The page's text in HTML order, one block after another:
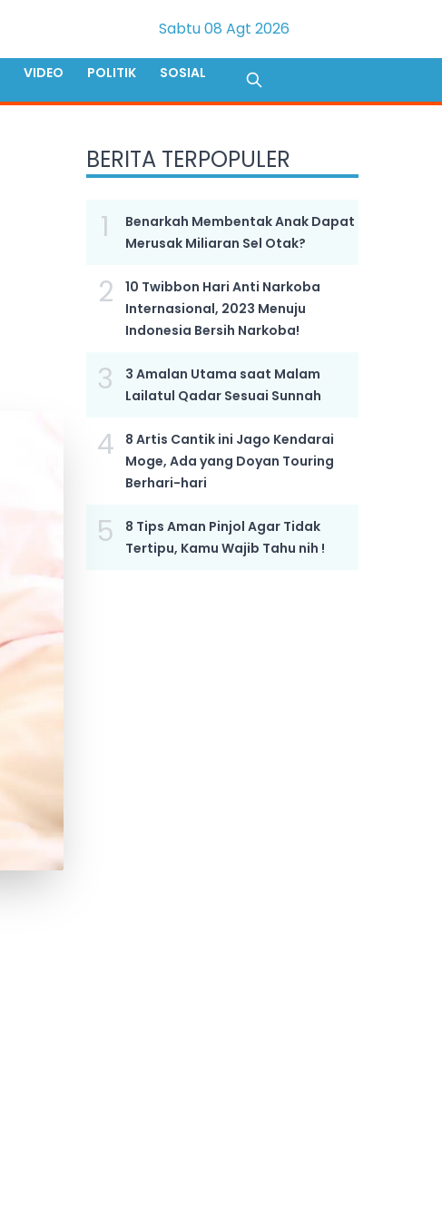
Sabtu 08 Agt 2026
VIDEO POLITIK SOSIAL
BERITA TERPOPULER
1
Benarkah Membentak Anak Dapat
Merusak Miliaran Sel Otak?
2
10 Twibbon Hari Anti Narkoba
Internasional, 2023 Menuju
Indonesia Bersih Narkoba!
3
3 Amalan Utama saat Malam
Lailatul Qadar Sesuai Sunnah
4
8 Artis Cantik ini Jago Kendarai
Moge, Ada yang Doyan Touring
Berhari-hari
5
8 Tips Aman Pinjol Agar Tidak
Tertipu, Kamu Wajib Tahu nih !